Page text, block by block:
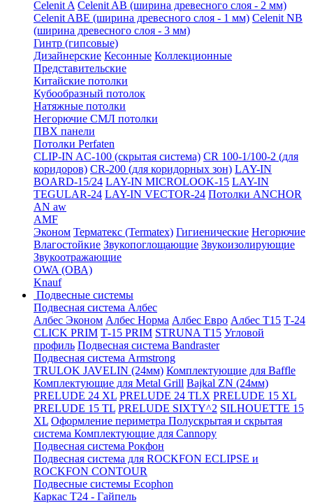
Celenit A Celenit AB (ширина древесного слоя - 2 мм)
Celenit ABE (ширина древесного слоя - 1 мм) Celenit NB
(ширина древесного слоя - 3 мм)
Гинтр (гипсовые)
Дизайнерские Кесонные Коллекционные
Представительские
Китайские потолки
Кубообразный потолок
Натяжные потолки
Негорючие СМЛ потолки
ПВХ панели
Потолки Perfaten
CLIP-IN AC-100 (скрытая система) CR 100-1/100-2 (для
коридоров) CR-200 (для коридорных зон) LAY-IN
BOARD-15/24 LAY-IN MICROLOOK-15 LAY-IN
TEGULAR-24 LAY-IN VECTOR-24 Потолки ANCHOR
AN aw
AMF
Эконом Терматекс (Termatex) Гигиенические Негорючие
Влагостойкие Звукопоглощающие Звукоизолирующие
Звукоотражающие
OWA (ОВА)
Knauf
Подвесные системы
Подвесная система Албес
Албес Эконом Албес Норма Албес Евро Албес T15 Т-24
CLICK PRIM Т-15 PRIM STRUNA Т15 Угловой
профиль Подвесная система Bandraster
Подвесная система Armstrong
TRULOK JAVELIN (24мм) Комплектующие для Baffle
Комплектующие для Metal Grill Bajkal ZN (24мм)
PRELUDE 24 XL PRELUDE 24 TLX PRELUDE 15 XL
PRELUDE 15 TL PRELUDE SIXTY^2 SILHOUETTE 15
XL Оформление периметра Полускрытая и скрытая
система Комплектующие для Cannopy
Подвесная система Рокфон
Подвесная система для ROCKFON ECLIPSE и
ROCKFON CONTOUR
Подвесные системы Ecophon
Каркас Т24 - Гайпель